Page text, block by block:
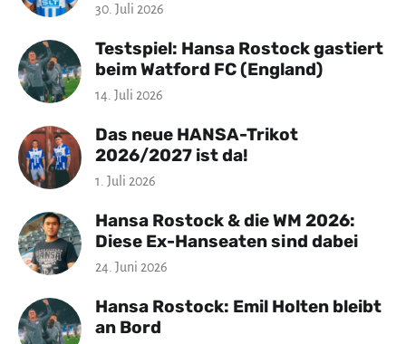
30. Juli 2026
Testspiel: Hansa Rostock gastiert
beim Watford FC (England)
14. Juli 2026
Das neue HANSA-Trikot
2026/2027 ist da!
1. Juli 2026
Hansa Rostock & die WM 2026:
Diese Ex-Hanseaten sind dabei
24. Juni 2026
Hansa Rostock: Emil Holten bleibt
an Bord